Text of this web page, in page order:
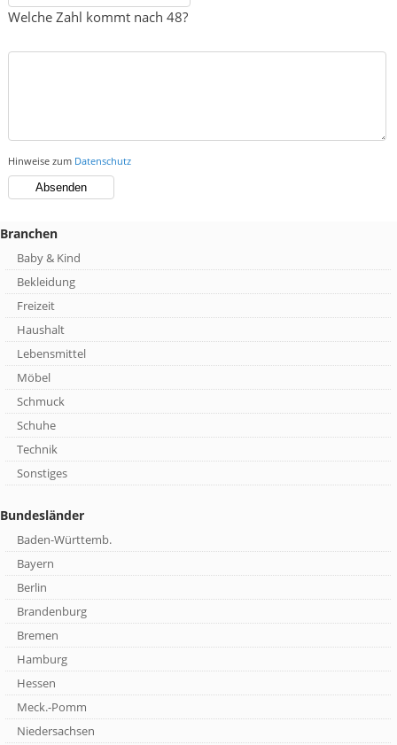
Welche Zahl kommt nach 48?
Hinweise zum Datenschutz
Branchen
Baby & Kind
Bekleidung
Freizeit
Haushalt
Lebensmittel
Möbel
Schmuck
Schuhe
Technik
Sonstiges
Bundesländer
Baden-Württemb.
Bayern
Berlin
Brandenburg
Bremen
Hamburg
Hessen
Meck.-Pomm
Niedersachsen